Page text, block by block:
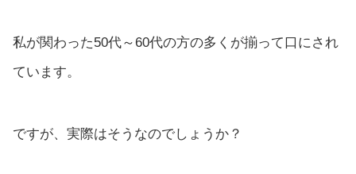
私が関わった50代～60代の方の多くが揃って口にされ
ています。
ですが、実際はそうなのでしょうか？